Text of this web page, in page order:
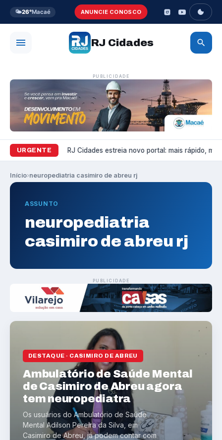
🌤️26°Macaé ANUNCIE CONOSCO
RJ Cidades
PUBLICIDADE
URGENTE
Variedades RJ Cidades estreia novo portal: mais rápido,
Início›neuropediatria casimiro de abreu rj
ASSUNTO
neuropediatria
casimiro de abreu rj
PUBLICIDADE
DESTAQUE · CASIMIRO DE ABREU
Ambulatório de Saúde Mental
de Casimiro de Abreu agora
tem neuropediatra
Os usuários do Ambulatório de Saúde
Mental Adilson Pereira da Silva, em
Casimiro de Abreu, já podem contar com